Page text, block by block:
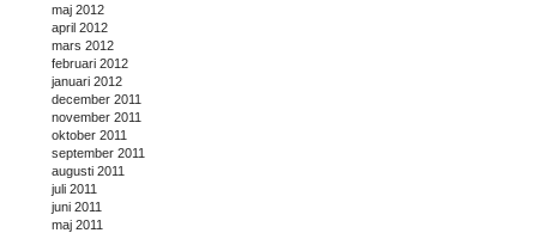
maj 2012
april 2012
mars 2012
februari 2012
januari 2012
december 2011
november 2011
oktober 2011
september 2011
augusti 2011
juli 2011
juni 2011
maj 2011